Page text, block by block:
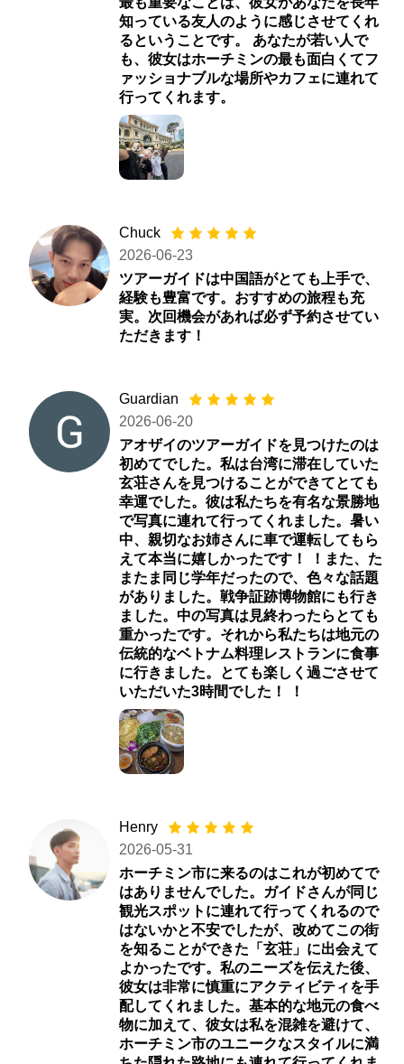
知っている友人のように感じさせてくれ
るということです。 あなたが若い人で
も、彼女はホーチミンの最も面白くてフ
ァッショナブルな場所やカフェに連れて
行ってくれます。
Chuck
2026-06-23
ツアーガイドは中国語がとても上手で、
経験も豊富です。おすすめの旅程も充
実。次回機会があれば必ず予約させてい
ただきます！
Guardian
2026-06-20
アオザイのツアーガイドを見つけたのは
初めてでした。私は台湾に滞在していた
玄荘さんを見つけることができてとても
幸運でした。彼は私たちを有名な景勝地
で写真に連れて行ってくれました。暑い
中、親切なお姉さんに車で運転してもら
えて本当に嬉しかったです！ ！また、た
またま同じ学年だったので、色々な話題
がありました。戦争証跡博物館にも行き
ました。中の写真は見終わったらとても
重かったです。それから私たちは地元の
伝統的なベトナム料理レストランに食事
に行きました。とても楽しく過ごさせて
いただいた3時間でした！ ！
Henry
2026-05-31
ホーチミン市に来るのはこれが初めてで
はありませんでした。ガイドさんが同じ
観光スポットに連れて行ってくれるので
はないかと不安でしたが、改めてこの街
を知ることができた「玄荘」に出会えて
よかったです。私のニーズを伝えた後、
彼女は非常に慎重にアクティビティを手
配してくれました。基本的な地元の食べ
物に加えて、彼女は私を混雑を避けて、
ホーチミン市のユニークなスタイルに満